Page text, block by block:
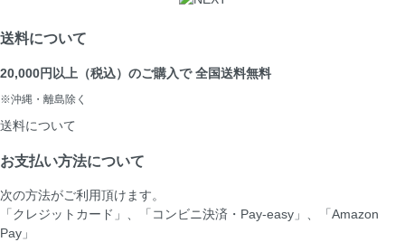
送料について
20,000円以上（税込）のご購入で 全国送料無料
※沖縄・離島除く
送料について
お支払い方法について
次の方法がご利用頂けます。
「クレジットカード」、「コンビニ決済・Pay-easy」、「Amazon
Pay」